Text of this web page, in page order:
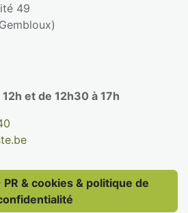
49
et de 12h30 à 17h
& cookies & politique de